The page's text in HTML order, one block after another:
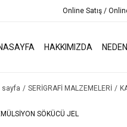
Online Satış /
HAKKIMIZDA
sayfa SERİGRAFİ MALZEMELERİ